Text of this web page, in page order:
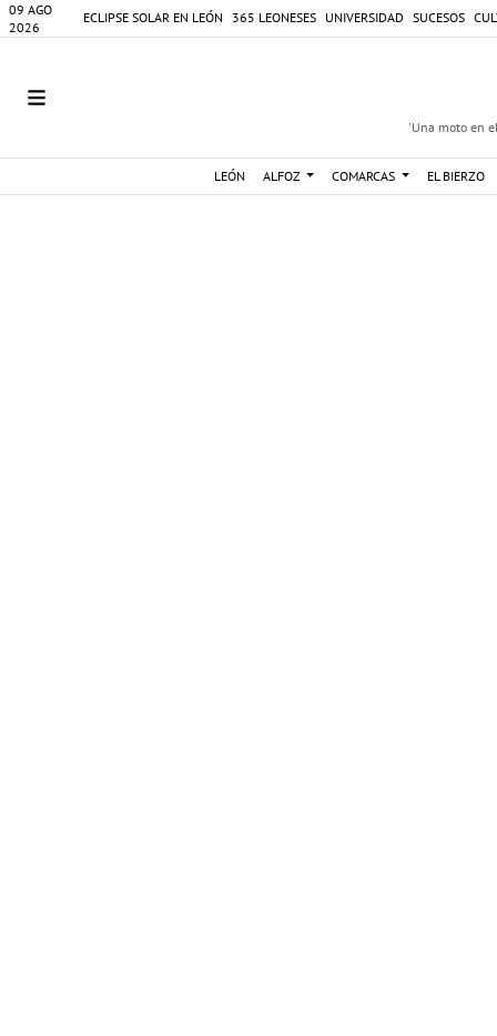
09 AGO
2026
ECLIPSE SOLAR EN LEÓN 365 LEONESES UNIVERSIDAD SUCESOS
'Una moto en
LEÓN ALFOZ COMARCAS EL BIERZO